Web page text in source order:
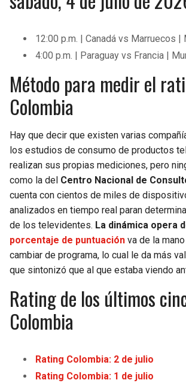
12:00 p.m. | Canadá vs Marruecos |
4:00 p.m. | Paraguay vs Francia |
Método para medir el
Colombia
Hay que decir que existen varias
los estudios de consumo de productos
realizan sus propias mediciones, pero
como la del Centro Nacional de
cuenta con cientos de miles de
analizados en tiempo real paran
de los televidentes. La dinámica opera
porcentaje de puntuación va de la
cambiar de programa, lo cual le da más
que sintonizó que al que estaba viendo
Rating de los últimos
Colombia
Rating Colombia: 2 de julio
Rating Colombia: 1 de julio